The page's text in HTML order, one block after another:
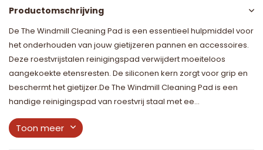
Productomschrijving
De The Windmill Cleaning Pad is een essentieel hulpmiddel voor
het onderhouden van jouw gietijzeren pannen en accessoires.
Deze roestvrijstalen reinigingspad verwijdert moeiteloos
aangekoekte etensresten. De siliconen kern zorgt voor grip en
beschermt het gietijzer.De The Windmill Cleaning Pad is een
handige reinigingspad van roestvrij staal met ee...
Toon meer